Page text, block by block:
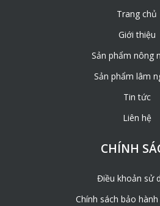
Trang chủ
Giới thiệu
Sản phẩm nông
Sản phẩm lâm
Tin tức
Liên hệ
CHÍNH
Điều khoản sử
Chính sách bảo